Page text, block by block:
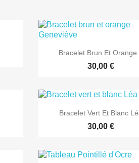
 Aperçu rapide
Bracelet Brun Et Orange...
30,00 €
 Aperçu rapide
Bracelet Vert Et Blanc
30,00 €